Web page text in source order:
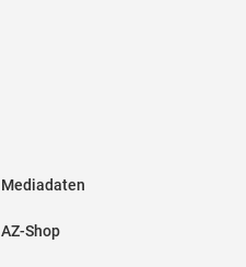
Mediadaten
AZ-Shop